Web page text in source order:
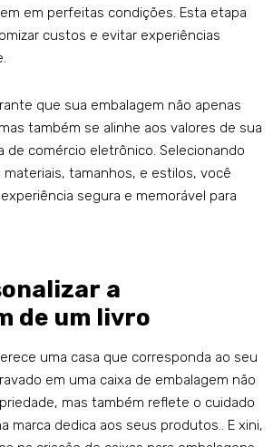
em perfeitas condições. Esta etapa
custos e evitar experiências
que sua embalagem não apenas
também se alinhe aos valores de sua
de comércio eletrônico. Selecionando
tamanhos, e estilos, você
segura e memorável para
a
de um livro
uma casa que corresponda ao seu
em uma caixa de embalagem não
mas também reflete o cuidado
marca dedica aos seus produtos.. E xini,